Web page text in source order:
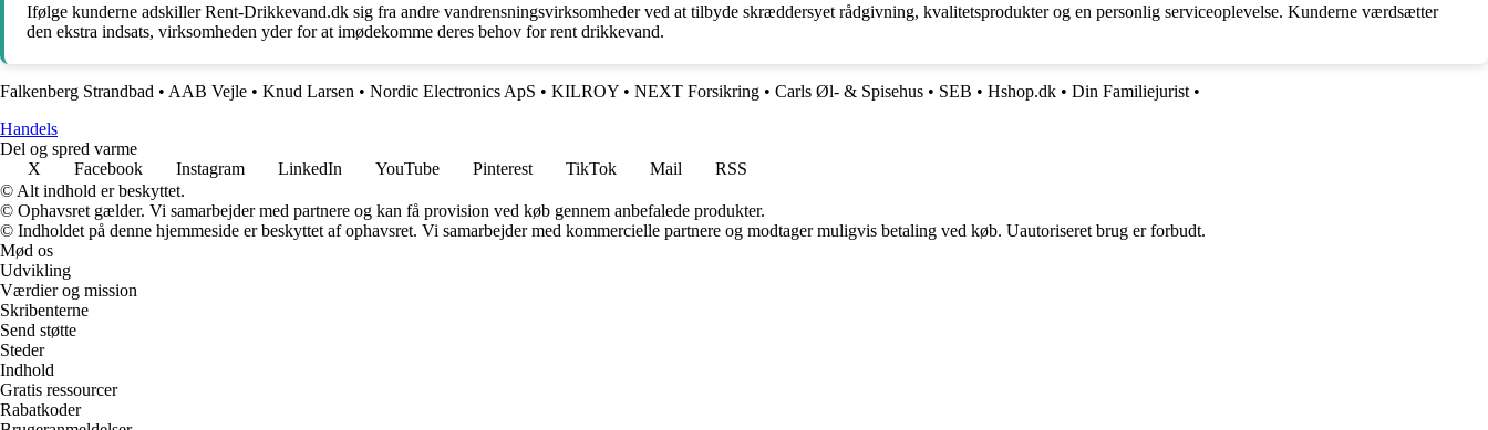
Ifølge kunderne adskiller Rent-Drikkevand.dk sig fra andre vandrensningsvirksomheder ved at tilbyde skræddersyet rådgivning, kvalitetsprodukter og en personlig serviceoplevelse. Kunderne værdsætter
den ekstra indsats, virksomheden yder for at imødekomme deres behov for rent drikkevand.
Falkenberg Strandbad • AAB Vejle • Knud Larsen • Nordic Electronics ApS • KILROY • NEXT Forsikring • Carls Øl- & Spisehus • SEB • Hshop.dk • Din Familiejurist •
Handels
Del og spred varme
X
Facebook Instagram LinkedIn YouTube Pinterest TikTok Mail
RSS
© Alt indhold er beskyttet.
© Ophavsret gælder. Vi samarbejder med partnere og kan få provision ved køb gennem anbefalede produkter.
© Indholdet på denne hjemmeside er beskyttet af ophavsret. Vi samarbejder med kommercielle partnere og modtager muligvis betaling ved køb. Uautoriseret brug er forbudt.
Mød os
Udvikling
Værdier og mission
Skribenterne
Send støtte
Steder
Indhold
Gratis ressourcer
Rabatkoder